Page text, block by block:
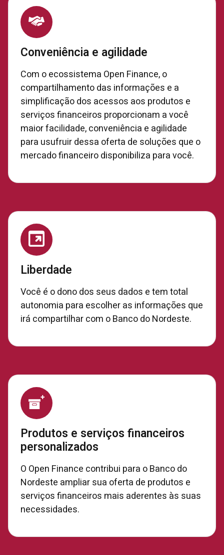
Conveniência e agilidade
Com o ecossistema Open Finance, o
compartilhamento das informações e a
simplificação dos acessos aos produtos e
serviços financeiros proporcionam a você
maior facilidade, conveniência e agilidade
para usufruir dessa oferta de soluções que o
mercado financeiro disponibiliza para você.
Liberdade
Você é o dono dos seus dados e tem total
autonomia para escolher as informações que
irá compartilhar com o Banco do Nordeste.
Produtos e serviços financeiros
personalizados
O Open Finance contribui para o Banco do
Nordeste ampliar sua oferta de produtos e
serviços financeiros mais aderentes às suas
necessidades.